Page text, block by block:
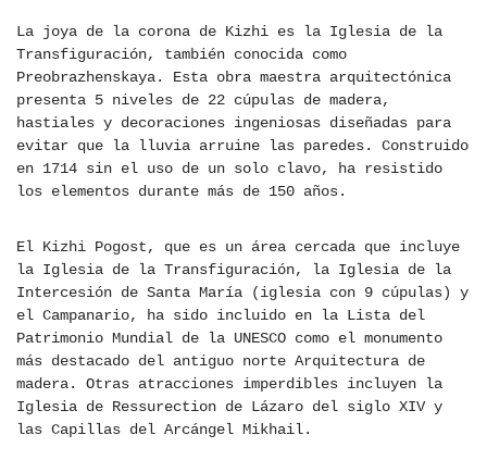
La joya de la corona de Kizhi es la Iglesia de la
Transfiguración, también conocida como
Preobrazhenskaya. Esta obra maestra arquitectónica
presenta 5 niveles de 22 cúpulas de madera,
hastiales y decoraciones ingeniosas diseñadas para
evitar que la lluvia arruine las paredes. Construido
en 1714 sin el uso de un solo clavo, ha resistido
los elementos durante más de 150 años.
El Kizhi Pogost, que es un área cercada que incluye
la Iglesia de la Transfiguración, la Iglesia de la
Intercesión de Santa María (iglesia con 9 cúpulas) y
el Campanario, ha sido incluido en la Lista del
Patrimonio Mundial de la UNESCO como el monumento
más destacado del antiguo norte Arquitectura de
madera. Otras atracciones imperdibles incluyen la
Iglesia de Ressurection de Lázaro del siglo XIV y
las Capillas del Arcángel Mikhail.